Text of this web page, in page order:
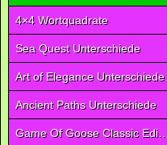
4×4 Wortquadrate
Sea Quest Unterschiede
Art of Elegance Unterschiede
Ancient Paths Unterschiede
Game Of Goose Classic Edition